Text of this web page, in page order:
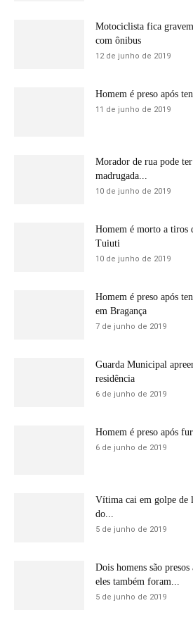
Motociclista fica
com ônibus
12 de junho de 2019
Homem é preso após
11 de junho de 2019
Morador de rua pode
madrugada...
10 de junho de 2019
Homem é morto a tiros
Tuiuti
10 de junho de 2019
Homem é preso após
em Bragança
7 de junho de 2019
Guarda Municipal
residência
6 de junho de 2019
Homem é preso após
6 de junho de 2019
Vítima cai em golpe de
do...
5 de junho de 2019
Dois homens são
eles também foram...
5 de junho de 2019